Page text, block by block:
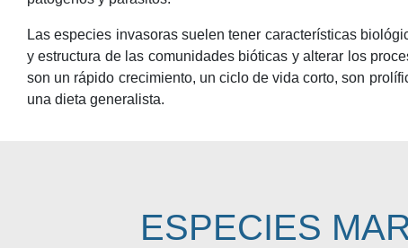
Las especies invasoras suelen tener características
y estructura de las comunidades bióticas y alterar los
son un rápido crecimiento, un ciclo de vida corto, son
una dieta generalista.
ESPECIES